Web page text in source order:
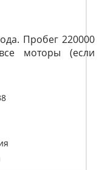
Пробег 220000
моторы (если